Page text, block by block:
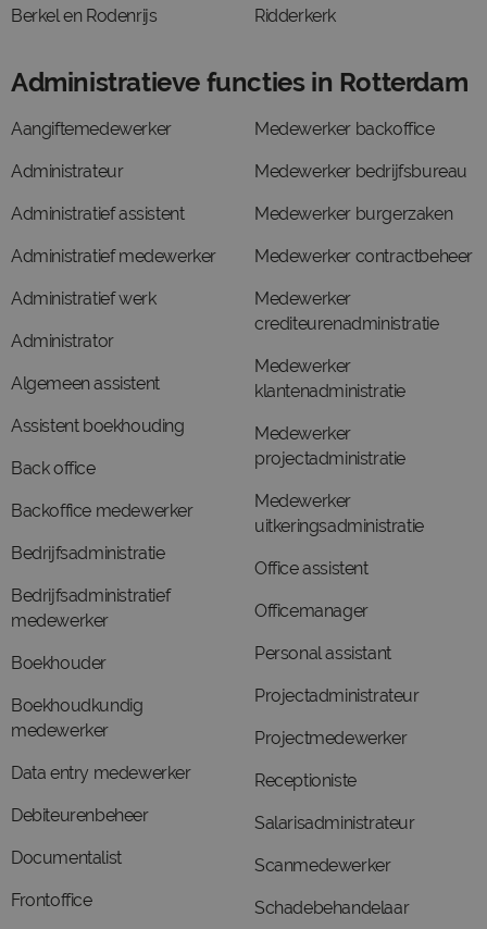
Berkel en Rodenrijs Ridderkerk
Administratieve functies in Rotterdam
Aangiftemedewerker
Administrateur
Administratief assistent
Administratief medewerker
Administratief werk
Administrator
Algemeen assistent
Assistent boekhouding
Back office
Backoffice medewerker
Bedrijfsadministratie
Bedrijfsadministratief
medewerker
Boekhouder
Boekhoudkundig
medewerker
Data entry medewerker
Debiteurenbeheer
Documentalist
Frontoffice
Medewerker backoffice
Medewerker bedrijfsbureau
Medewerker burgerzaken
Medewerker contractbeheer
Medewerker
crediteurenadministratie
Medewerker
klantenadministratie
Medewerker
projectadministratie
Medewerker
uitkeringsadministratie
Office assistent
Officemanager
Personal assistant
Projectadministrateur
Projectmedewerker
Receptioniste
Salarisadministrateur
Scanmedewerker
Schadebehandelaar